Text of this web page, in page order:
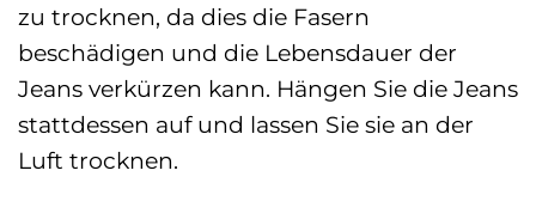
zu trocknen, da dies die Fasern
beschädigen und die Lebensdauer der
Jeans verkürzen kann. Hängen Sie die Jeans
stattdessen auf und lassen Sie sie an der
Luft trocknen.